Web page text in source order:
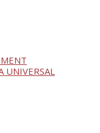
UNIVERSAL